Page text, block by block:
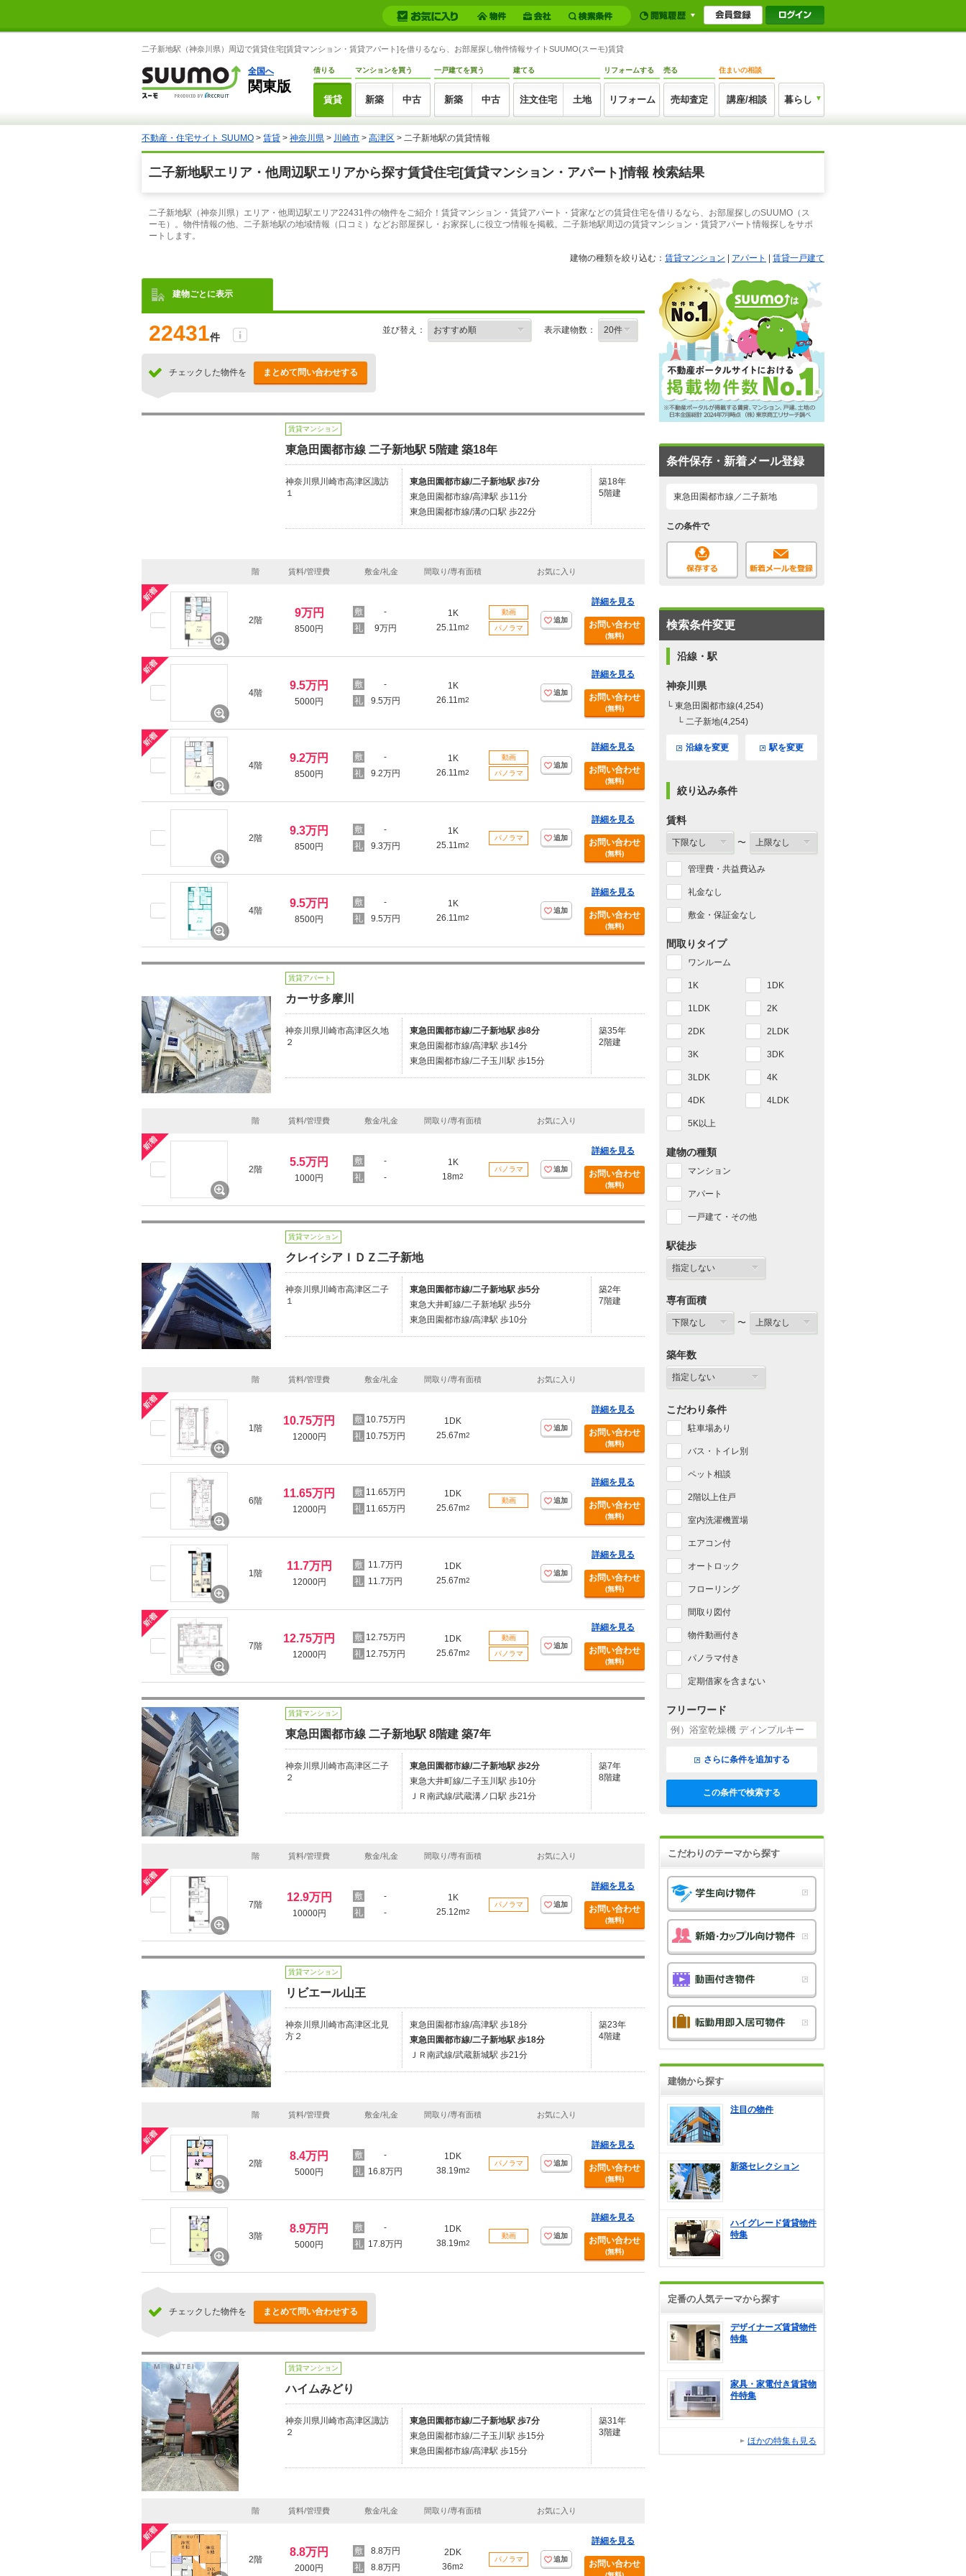
二子新地駅（神奈川県）周辺で賃貸住宅[賃貸マンション・賃貸アパート]を借りるなら、お部屋探し物件情報サイトSUUMO(スーモ)賃貸
全国へ
関東版
借りる
賃貸
マンションを買う
新築 中古
一戸建てを買う
新築 中古
建てる
注文住宅 土地
リフォームする
リフォーム
売る
売却査定
住まいの相談
講座/相談 暮らし
不動産・住宅サイト SUUMO > 賃貸 > 神奈川県 > 川崎市 > 高津区 > 二子新地駅の賃貸情報
二子新地駅エリア・他周辺駅エリアから探す賃貸住宅[賃貸マンション・アパート]情報 検索結果
二子新地駅（神奈川県）エリア・他周辺駅エリア22431件の物件をご紹介！賃貸マンション・賃貸アパート・貸家などの賃貸住宅を借りるなら、お部屋探しのSUUMO（ス
ーモ）。物件情報の他、二子新地駅の地域情報（口コミ）などお部屋探し・お家探しに役立つ情報を掲載。二子新地駅周辺の賃貸マンション・賃貸アパート情報探しをサポ
ートします。
建物の種類を絞り込む： 賃貸マンション アパート 賃貸一戸建て
建物ごとに表示
22431件
並び替え： 表示建物数：
チェックした物件を まとめて問い合わせする
賃貸マンション
東急田園都市線 二子新地駅 5階建 築18年
神奈川県川崎市高津区諏訪
１
東急田園都市線/二子新地駅 歩7分
東急田園都市線/高津駅 歩11分
東急田園都市線/溝の口駅 歩22分
築18年
5階建
階 賃料/管理費 敷金/礼金 間取り/専有面積 お気に入り
2階
9万円
8500円
-
9万円
1K
25.11m2
動画
パノラマ
追加
詳細を見る
お問い合わせ
(無料)
4階
9.5万円
5000円
-
9.5万円
1K
26.11m2
追加
詳細を見る
お問い合わせ
(無料)
4階
9.2万円
8500円
-
9.2万円
1K
26.11m2
動画
パノラマ
追加
詳細を見る
お問い合わせ
(無料)
2階
9.3万円
8500円
-
9.3万円
1K
25.11m2
パノラマ 追加
詳細を見る
お問い合わせ
(無料)
4階
9.5万円
8500円
-
9.5万円
1K
26.11m2
追加
詳細を見る
お問い合わせ
(無料)
賃貸アパート
カーサ多摩川
神奈川県川崎市高津区久地
２
東急田園都市線/二子新地駅 歩8分
東急田園都市線/高津駅 歩14分
東急田園都市線/二子玉川駅 歩15分
築35年
2階建
階 賃料/管理費 敷金/礼金 間取り/専有面積 お気に入り
2階
5.5万円
1000円
-
-
1K
18m2
パノラマ 追加
詳細を見る
お問い合わせ
(無料)
賃貸マンション
クレイシアＩＤＺ二子新地
神奈川県川崎市高津区二子
１
東急田園都市線/二子新地駅 歩5分
東急大井町線/二子新地駅 歩5分
東急田園都市線/高津駅 歩10分
築2年
7階建
階 賃料/管理費 敷金/礼金 間取り/専有面積 お気に入り
1階
10.75万円
12000円
10.75万円
10.75万円
1DK
25.67m2
追加
詳細を見る
お問い合わせ
(無料)
6階
11.65万円
12000円
11.65万円
11.65万円
1DK
25.67m2
動画 追加
詳細を見る
お問い合わせ
(無料)
1階
11.7万円
12000円
11.7万円
11.7万円
1DK
25.67m2
追加
詳細を見る
お問い合わせ
(無料)
7階
12.75万円
12000円
12.75万円
12.75万円
1DK
25.67m2
動画
パノラマ
追加
詳細を見る
お問い合わせ
(無料)
賃貸マンション
東急田園都市線 二子新地駅 8階建 築7年
神奈川県川崎市高津区二子
２
東急田園都市線/二子新地駅 歩2分
東急大井町線/二子玉川駅 歩10分
ＪＲ南武線/武蔵溝ノ口駅 歩21分
築7年
8階建
階 賃料/管理費 敷金/礼金 間取り/専有面積 お気に入り
7階
12.9万円
10000円
-
-
1K
25.12m2
パノラマ 追加
詳細を見る
お問い合わせ
(無料)
賃貸マンション
リビエール山王
神奈川県川崎市高津区北見
方２
東急田園都市線/高津駅 歩18分
東急田園都市線/二子新地駅 歩18分
ＪＲ南武線/武蔵新城駅 歩21分
築23年
4階建
階 賃料/管理費 敷金/礼金 間取り/専有面積 お気に入り
2階
8.4万円
5000円
-
16.8万円
1DK
38.19m2
パノラマ 追加
詳細を見る
お問い合わせ
(無料)
3階
8.9万円
5000円
-
17.8万円
1DK
38.19m2
動画 追加
詳細を見る
お問い合わせ
(無料)
チェックした物件を まとめて問い合わせする
賃貸マンション
ハイムみどり
神奈川県川崎市高津区諏訪
２
東急田園都市線/二子新地駅 歩7分
東急田園都市線/二子玉川駅 歩15分
東急田園都市線/高津駅 歩15分
築31年
3階建
階 賃料/管理費 敷金/礼金 間取り/専有面積 お気に入り
2階
8.8万円
2000円
8.8万円
8.8万円
2DK
36m2
パノラマ 追加
詳細を見る
お問い合わせ
条件保存・新着メール登録
東急田園都市線／二子新地
この条件で
検索条件変更
沿線・駅
神奈川県
└ 東急田園都市線(4,254)
└ 二子新地(4,254)
沿線を変更 駅を変更
絞り込み条件
賃料
〜
管理費・共益費込み
礼金なし
敷金・保証金なし
間取りタイプ
ワンルーム
1K 1DK
1LDK 2K
2DK 2LDK
3K 3DK
3LDK 4K
4DK 4LDK
5K以上
建物の種類
マンション
アパート
一戸建て・その他
駅徒歩
専有面積
〜
築年数
こだわり条件
駐車場あり
バス・トイレ別
ペット相談
2階以上住戸
室内洗濯機置場
エアコン付
オートロック
フローリング
間取り図付
物件動画付き
パノラマ付き
定期借家を含まない
フリーワード
さらに条件を追加する
この条件で検索する
こだわりのテーマから探す
建物から探す
注目の物件
新築セレクション
ハイグレード賃貸物件
特集
定番の人気テーマから探す
デザイナーズ賃貸物件
特集
家具・家電付き賃貸物
件特集
ほかの特集も見る